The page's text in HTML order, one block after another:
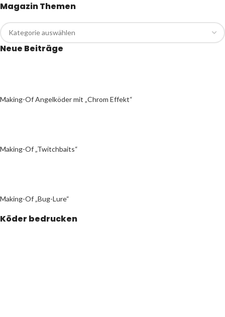
Magazin Themen
Neue Beiträge
Making-Of Angelköder mit „Chrom Effekt“
Making-Of „Twitchbaits“
Making-Of „Bug-Lure“
Köder bedrucken